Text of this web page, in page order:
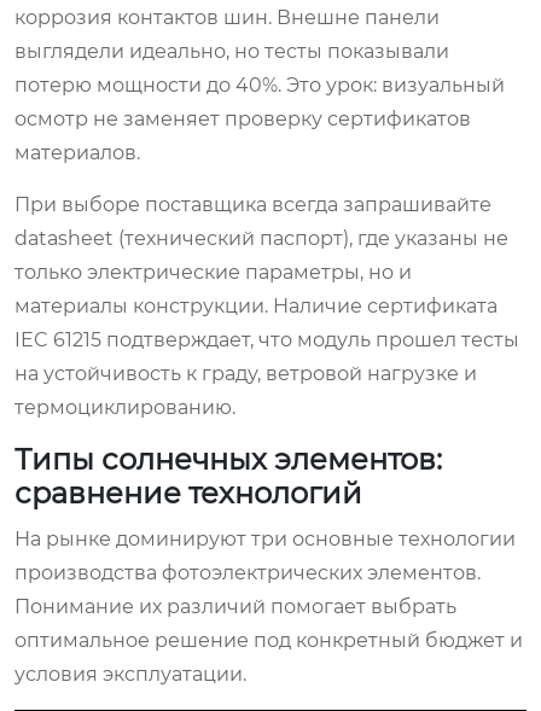
коррозия контактов шин. Внешне панели
выглядели идеально, но тесты показывали
потерю мощности до 40%. Это урок: визуальный
осмотр не заменяет проверку сертификатов
материалов.
При выборе поставщика всегда запрашивайте
datasheet (технический паспорт), где указаны не
только электрические параметры, но и
материалы конструкции. Наличие сертификата
IEC 61215 подтверждает, что модуль прошел тесты
на устойчивость к граду, ветровой нагрузке и
термоциклированию.
Типы солнечных элементов:
сравнение технологий
На рынке доминируют три основные технологии
производства фотоэлектрических элементов.
Понимание их различий помогает выбрать
оптимальное решение под конкретный бюджет и
условия эксплуатации.